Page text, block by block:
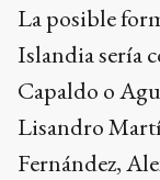
La posible
Islandia sería
Capaldo o
Lisandro
Fernández,